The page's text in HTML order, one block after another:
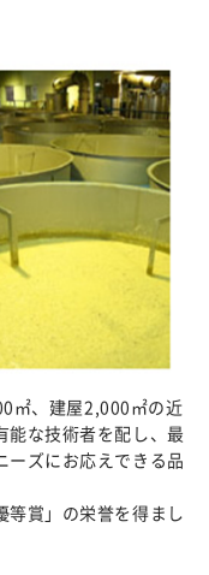
㎡、建屋2,000㎡の近
能な技術者を配し、最
ーズにお応えできる品
等賞」の栄誉を得まし